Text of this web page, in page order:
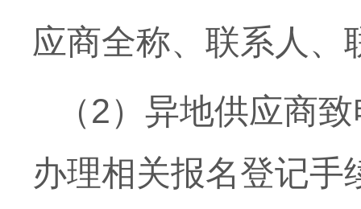
应商全称、联系人、
（2）异地供应商
办理相关报名登记手